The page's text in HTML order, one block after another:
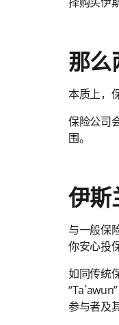
那么
本质上，
保险公司
围。
伊斯
与一般保
你安心投保
如同传统
参与者及